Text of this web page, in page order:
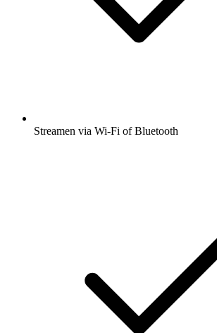
Streamen via Wi-Fi of Bluetooth